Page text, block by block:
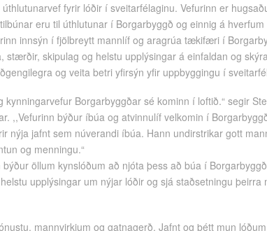
fyrir lóðir í sveitarfélaginu. Vefurinn er
eru til úthlutunar í Borgarbyggð og einnig á
innsýn í fjölbreytt mannlíf og aragrúa tækifæri í
skipulag og helstu upplýsingar á einfaldan og
og veita betri yfirsýn yfir uppbyggingu í
Borgarbyggðar sé kominn í loftið.“ segir
,,Vefurinn býður íbúa og atvinnulíf velkomin í
nýja jafnt sem núverandi íbúa. Hann undirstrikar gott
og menningu.“
öllum kynslóðum að njóta þess að búa í
upplýsingar um nýjar lóðir og sjá staðsetningu þeirra
mannvirkjum og gatnagerð. Jafnt og þétt mun